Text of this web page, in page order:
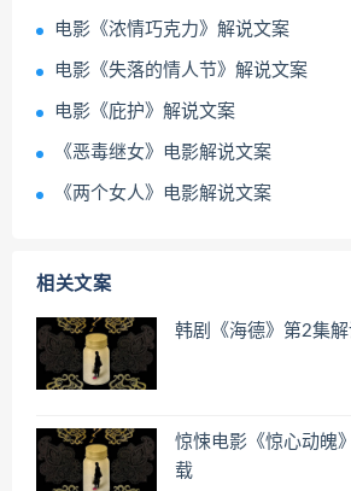
电影《浓情巧克力》解说文案
电影《失落的情人节》解说文案
电影《庇护》解说文案
《恶毒继女》电影解说文案
《两个女人》电影解说文案
相关文案
韩剧《海德》第2集
惊悚电影《惊心动魄
载